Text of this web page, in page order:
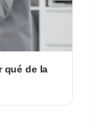
qué de la